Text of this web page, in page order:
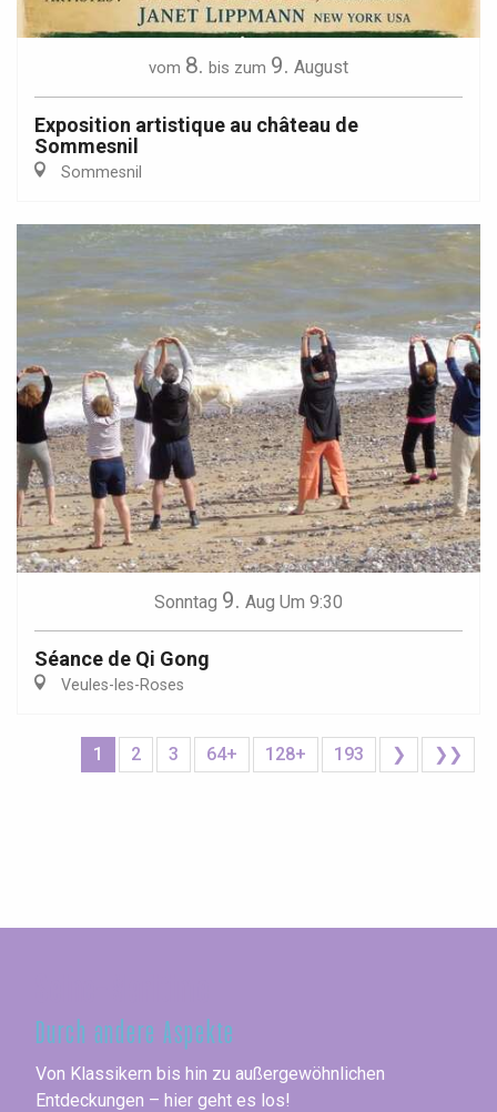
vom 8. bis zum 9. August
Exposition artistique au château de
Sommesnil
Sommesnil
Sonntag 9. Aug Um 9:30
Séance de Qi Gong
Veules-les-Roses
1 2 3 64+ 128+ 193 ❯ ❯❯
Durch andere Aspekte
Von Klassikern bis hin zu außergewöhnlichen
Entdeckungen – hier geht es los!